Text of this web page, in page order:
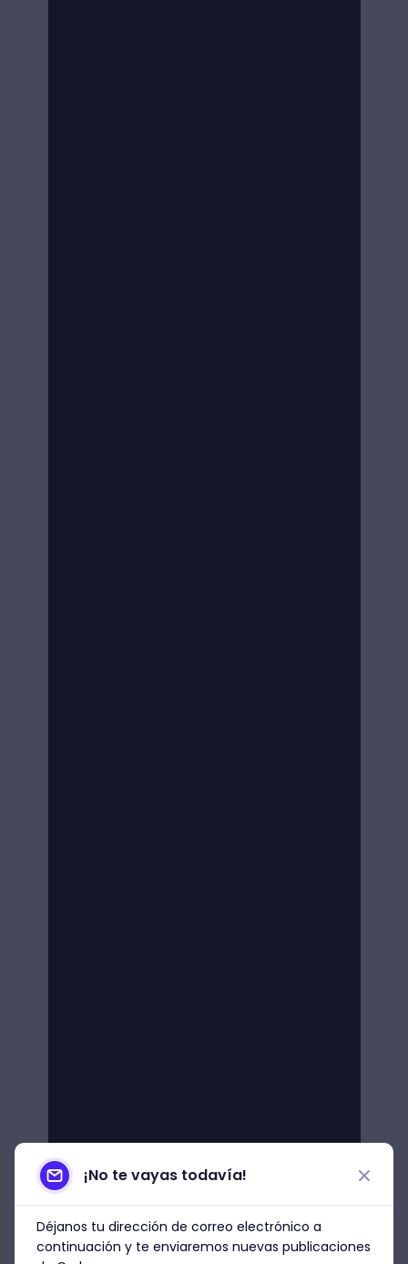
¡No te vayas todavía!
Déjanos tu dirección de correo electrónico a
continuación y te enviaremos nuevas publicaciones